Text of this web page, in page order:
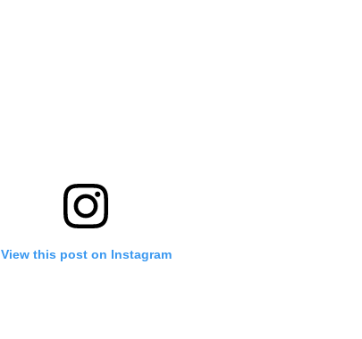
View this post on Instagram